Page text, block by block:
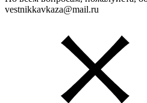
vestnikkavkaza@mail.ru